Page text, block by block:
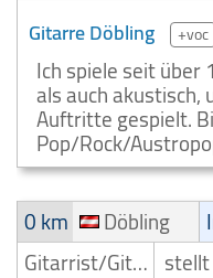
Gitarre Döbling +voc
Ich spiele seit über
als auch akustisch,
Auftritte gespielt.
Pop/Rock/
0 km
Döbling
Gitarrist/Gitarrenspieler